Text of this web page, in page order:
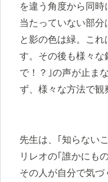
を違う角度から同
当たっていない部
と影の色は緑。これ
す。その後も様々な
で！？｣の声が止ま
ず、様々な方法で観
先生は、｢知らない
リレオの｢誰かにも
その人が自分で気づ